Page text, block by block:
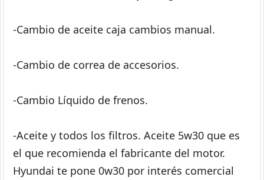
-Cambio de aceite caja cambios manual.
-Cambio de correa de accesorios.
-Cambio Líquido de frenos.
-Aceite y todos los filtros. Aceite 5w30 que es
el que recomienda el fabricante del motor.
Hyundai te pone 0w30 por interés comercial